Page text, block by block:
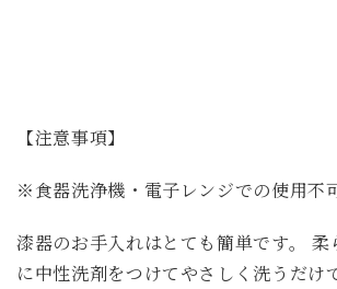
【注意事項】
※食器洗浄機・電子レンジでの使用不
漆器のお手入れはとても簡単です。 柔
に中性洗剤をつけてやさしく洗うだけ